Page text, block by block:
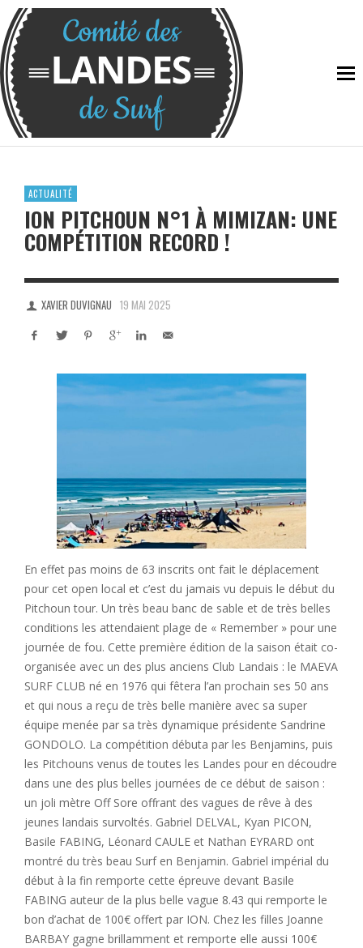
ACTUALITÉ
ION PITCHOUN N°1 À MIMIZAN: UNE
COMPÉTITION RECORD !
XAVIER DUVIGNAU 19 MAI 2025
En effet pas moins de 63 inscrits ont fait le déplacement
pour cet open local et c’est du jamais vu depuis le début du
Pitchoun tour. Un très beau banc de sable et de très belles
conditions les attendaient plage de « Remember » pour une
journée de fou. Cette première édition de la saison était co-
organisée avec un des plus anciens Club Landais : le MAEVA
SURF CLUB né en 1976 qui fêtera l’an prochain ses 50 ans
et qui nous a reçu de très belle manière avec sa super
équipe menée par sa très dynamique présidente Sandrine
GONDOLO. La compétition débuta par les Benjamins, puis
les Pitchouns venus de toutes les Landes pour en découdre
dans une des plus belles journées de ce début de saison :
un joli mètre Off Sore offrant des vagues de rêve à des
jeunes landais survoltés. Gabriel DELVAL, Kyan PICON,
Basile FABING, Léonard CAULE et Nathan EYRARD ont
montré du très beau Surf en Benjamin. Gabriel impérial du
début à la fin remporte cette épreuve devant Basile
FABING auteur de la plus belle vague 8.43 qui remporte le
bon d’achat de 100€ offert par ION. Chez les filles Joanne
BARBAY gagne brillamment et remporte elle aussi 100€